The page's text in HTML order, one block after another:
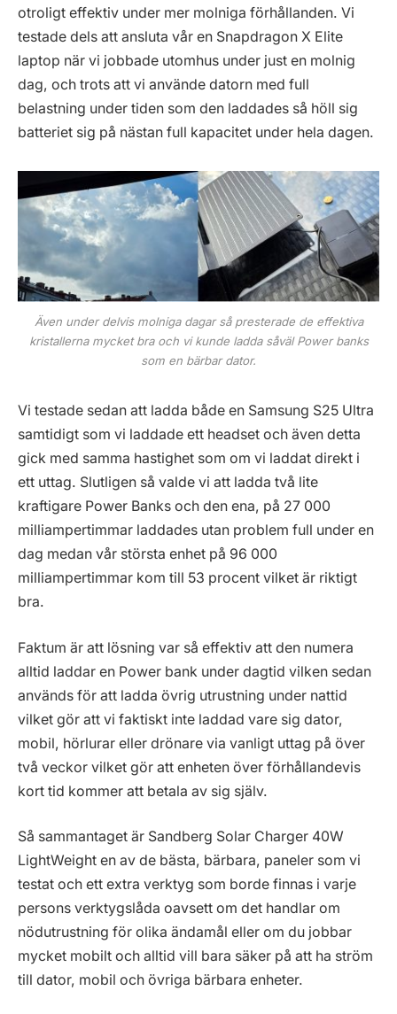
otroligt effektiv under mer molniga förhållanden. Vi
testade dels att ansluta vår en Snapdragon X Elite
laptop när vi jobbade utomhus under just en molnig
dag, och trots att vi använde datorn med full
belastning under tiden som den laddades så höll sig
batteriet sig på nästan full kapacitet under hela dagen.
Även under delvis molniga dagar så presterade de effektiva
kristallerna mycket bra och vi kunde ladda såväl Power banks
som en bärbar dator.
Vi testade sedan att ladda både en Samsung S25 Ultra
samtidigt som vi laddade ett headset och även detta
gick med samma hastighet som om vi laddat direkt i
ett uttag. Slutligen så valde vi att ladda två lite
kraftigare Power Banks och den ena, på 27 000
milliampertimmar laddades utan problem full under en
dag medan vår största enhet på 96 000
milliampertimmar kom till 53 procent vilket är riktigt
bra.
Faktum är att lösning var så effektiv att den numera
alltid laddar en Power bank under dagtid vilken sedan
används för att ladda övrig utrustning under nattid
vilket gör att vi faktiskt inte laddad vare sig dator,
mobil, hörlurar eller drönare via vanligt uttag på över
två veckor vilket gör att enheten över förhållandevis
kort tid kommer att betala av sig själv.
Så sammantaget är Sandberg Solar Charger 40W
LightWeight en av de bästa, bärbara, paneler som vi
testat och ett extra verktyg som borde finnas i varje
persons verktygslåda oavsett om det handlar om
nödutrustning för olika ändamål eller om du jobbar
mycket mobilt och alltid vill bara säker på att ha ström
till dator, mobil och övriga bärbara enheter.